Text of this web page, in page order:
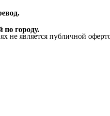
городу.
не является публичной